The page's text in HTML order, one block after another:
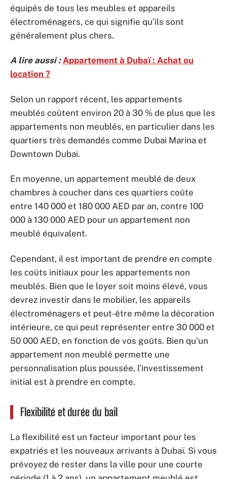
équipés de tous les meubles et appareils
électroménagers, ce qui signifie qu’ils sont
généralement plus chers.
A lire aussi : Appartement à Dubaï : Achat ou
location ?
Selon un rapport récent, les appartements
meublés coûtent environ 20 à 30 % de plus que les
appartements non meublés, en particulier dans les
quartiers très demandés comme Dubai Marina et
Downtown Dubai.
En moyenne, un appartement meublé de deux
chambres à coucher dans ces quartiers coûte
entre 140 000 et 180 000 AED par an, contre 100
000 à 130 000 AED pour un appartement non
meublé équivalent.
Cependant, il est important de prendre en compte
les coûts initiaux pour les appartements non
meublés. Bien que le loyer soit moins élevé, vous
devrez investir dans le mobilier, les appareils
électroménagers et peut-être même la décoration
intérieure, ce qui peut représenter entre 30 000 et
50 000 AED, en fonction de vos goûts. Bien qu’un
appartement non meublé permette une
personnalisation plus poussée, l’investissement
initial est à prendre en compte.
Flexibilité et durée du bail
La flexibilité est un facteur important pour les
expatriés et les nouveaux arrivants à Dubaï. Si vous
prévoyez de rester dans la ville pour une courte